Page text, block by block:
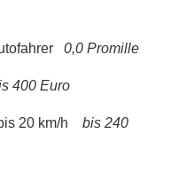
0,0 Promille
400 Euro
20 km/h
bis 240